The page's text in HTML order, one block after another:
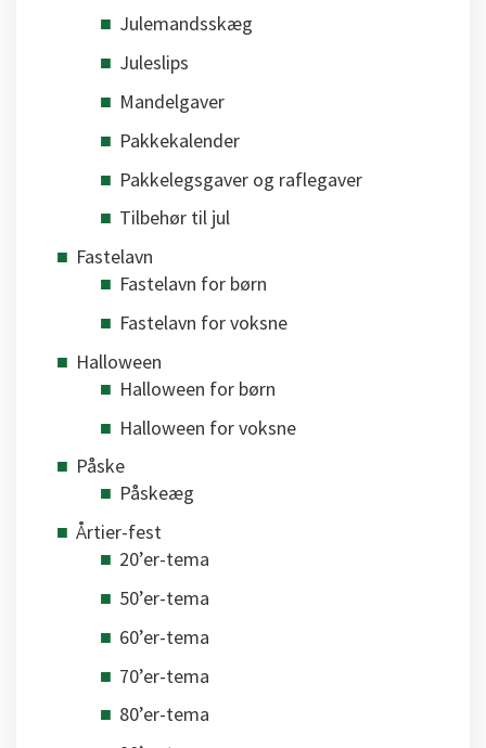
Julemandsskæg
Juleslips
Mandelgaver
Pakkekalender
Pakkelegsgaver og raflegaver
Tilbehør til jul
Fastelavn
Fastelavn for børn
Fastelavn for voksne
Halloween
Halloween for børn
Halloween for voksne
Påske
Påskeæg
Årtier-fest
20’er-tema
50’er-tema
60’er-tema
70’er-tema
80’er-tema